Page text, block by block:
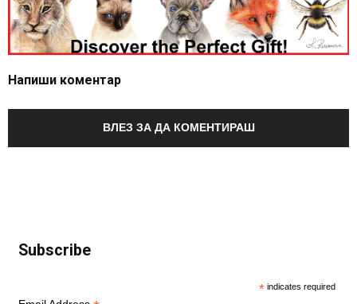
Напиши коментар
ВЛЕЗ ЗА ДА КОМЕНТИРАШ
Subscribe
* indicates required